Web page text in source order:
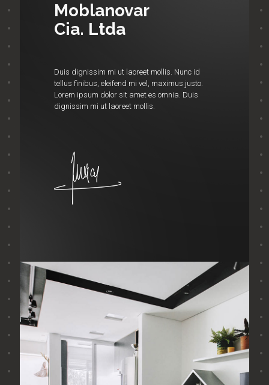
Moblanovar
Cia. Ltda
Duis dignissim mi ut laoreet mollis. Nunc id
tellus finibus, eleifend mi vel, maximus justo.
Lorem ipsum dolor sit amet es omnia. Duis
dignissim mi ut laoreet mollis.